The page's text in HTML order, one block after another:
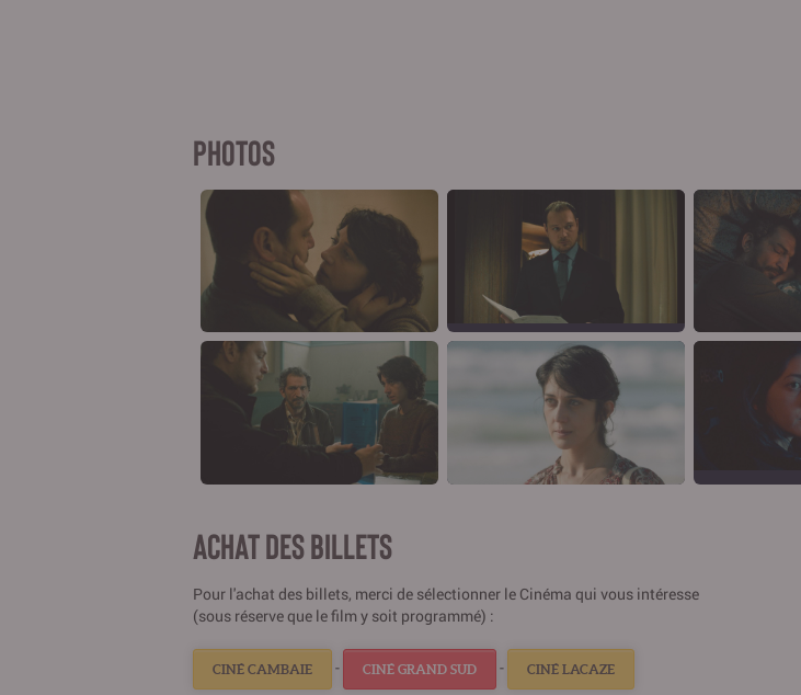
PHOTOS
ACHAT DES BILLETS
Pour l'achat des billets, merci de sélectionner le Cinéma qui vous intéresse
(sous réserve que le film y soit programmé) :
CINÉ CAMBAIE - CINÉ GRAND SUD - CINÉ LACAZE